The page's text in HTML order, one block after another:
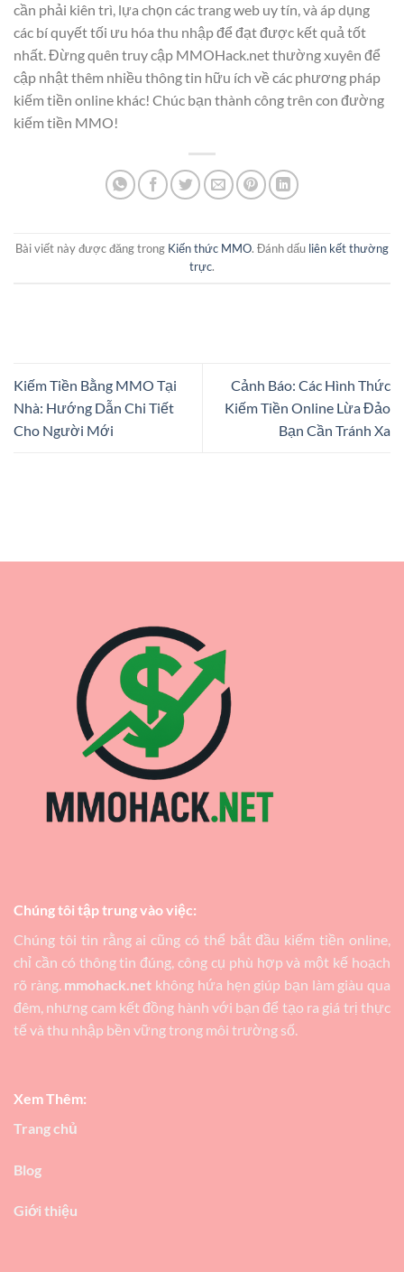
cần phải kiên trì, lựa chọn các trang web uy tín, và áp dụng
các bí quyết tối ưu hóa thu nhập để đạt được kết quả tốt
nhất. Đừng quên truy cập MMOHack.net thường xuyên để
cập nhật thêm nhiều thông tin hữu ích về các phương pháp
kiếm tiền online khác! Chúc bạn thành công trên con đường
kiếm tiền MMO!
Bài viết này được đăng trong Kiến thức MMO. Đánh dấu liên kết thường
trực.
Kiếm Tiền Bằng MMO Tại
Nhà: Hướng Dẫn Chi Tiết
Cho Người Mới
Cảnh Báo: Các Hình Thức
Kiếm Tiền Online Lừa Đảo
Bạn Cần Tránh Xa
Chúng tôi tập trung vào việc:
Chúng tôi tin rằng ai cũng có thể bắt đầu kiếm tiền online,
chỉ cần có thông tin đúng, công cụ phù hợp và một kế hoạch
rõ ràng. mmohack.net không hứa hẹn giúp bạn làm giàu qua
đêm, nhưng cam kết đồng hành với bạn để tạo ra giá trị thực
tế và thu nhập bền vững trong môi trường số.
Xem Thêm:
Trang chủ
Blog
Giới thiệu